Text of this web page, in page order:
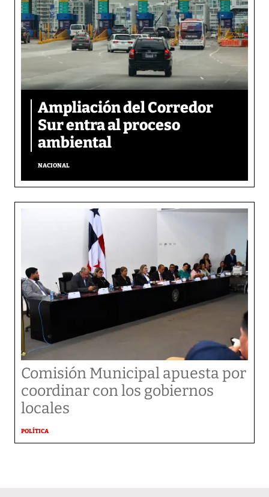
Ampliación del Corredor
Sur entra al proceso
ambiental
NACIONAL
Comisión Municipal apuesta por
coordinar con los gobiernos
locales
POLÍTICA